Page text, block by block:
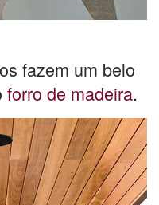
fazem um belo
forro de madeira.